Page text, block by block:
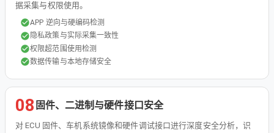
据采集与权限使用。
APP 逆向与硬编码检测
隐私政策与实际采集一致性
权限超范围使用检测
数据传输与本地存储安全
08 固件、二进制与硬件接口安全
对 ECU 固件、车机系统镜像和硬件调试接口进行深度安全分析，识